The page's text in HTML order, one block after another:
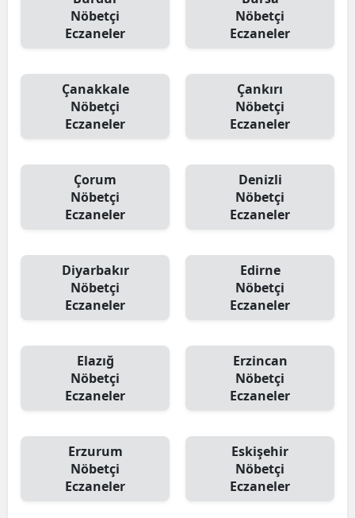
Nöbetçi
Eczaneler
Nöbetçi
Eczaneler
Çanakkale
Nöbetçi
Eczaneler
Çankırı
Nöbetçi
Eczaneler
Çorum
Nöbetçi
Eczaneler
Denizli
Nöbetçi
Eczaneler
Diyarbakır
Nöbetçi
Eczaneler
Edirne
Nöbetçi
Eczaneler
Elazığ
Nöbetçi
Eczaneler
Erzincan
Nöbetçi
Eczaneler
Erzurum
Nöbetçi
Eczaneler
Eskişehir
Nöbetçi
Eczaneler